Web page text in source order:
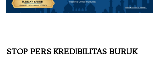
STOP PERS KREDIBILITAS BURUK